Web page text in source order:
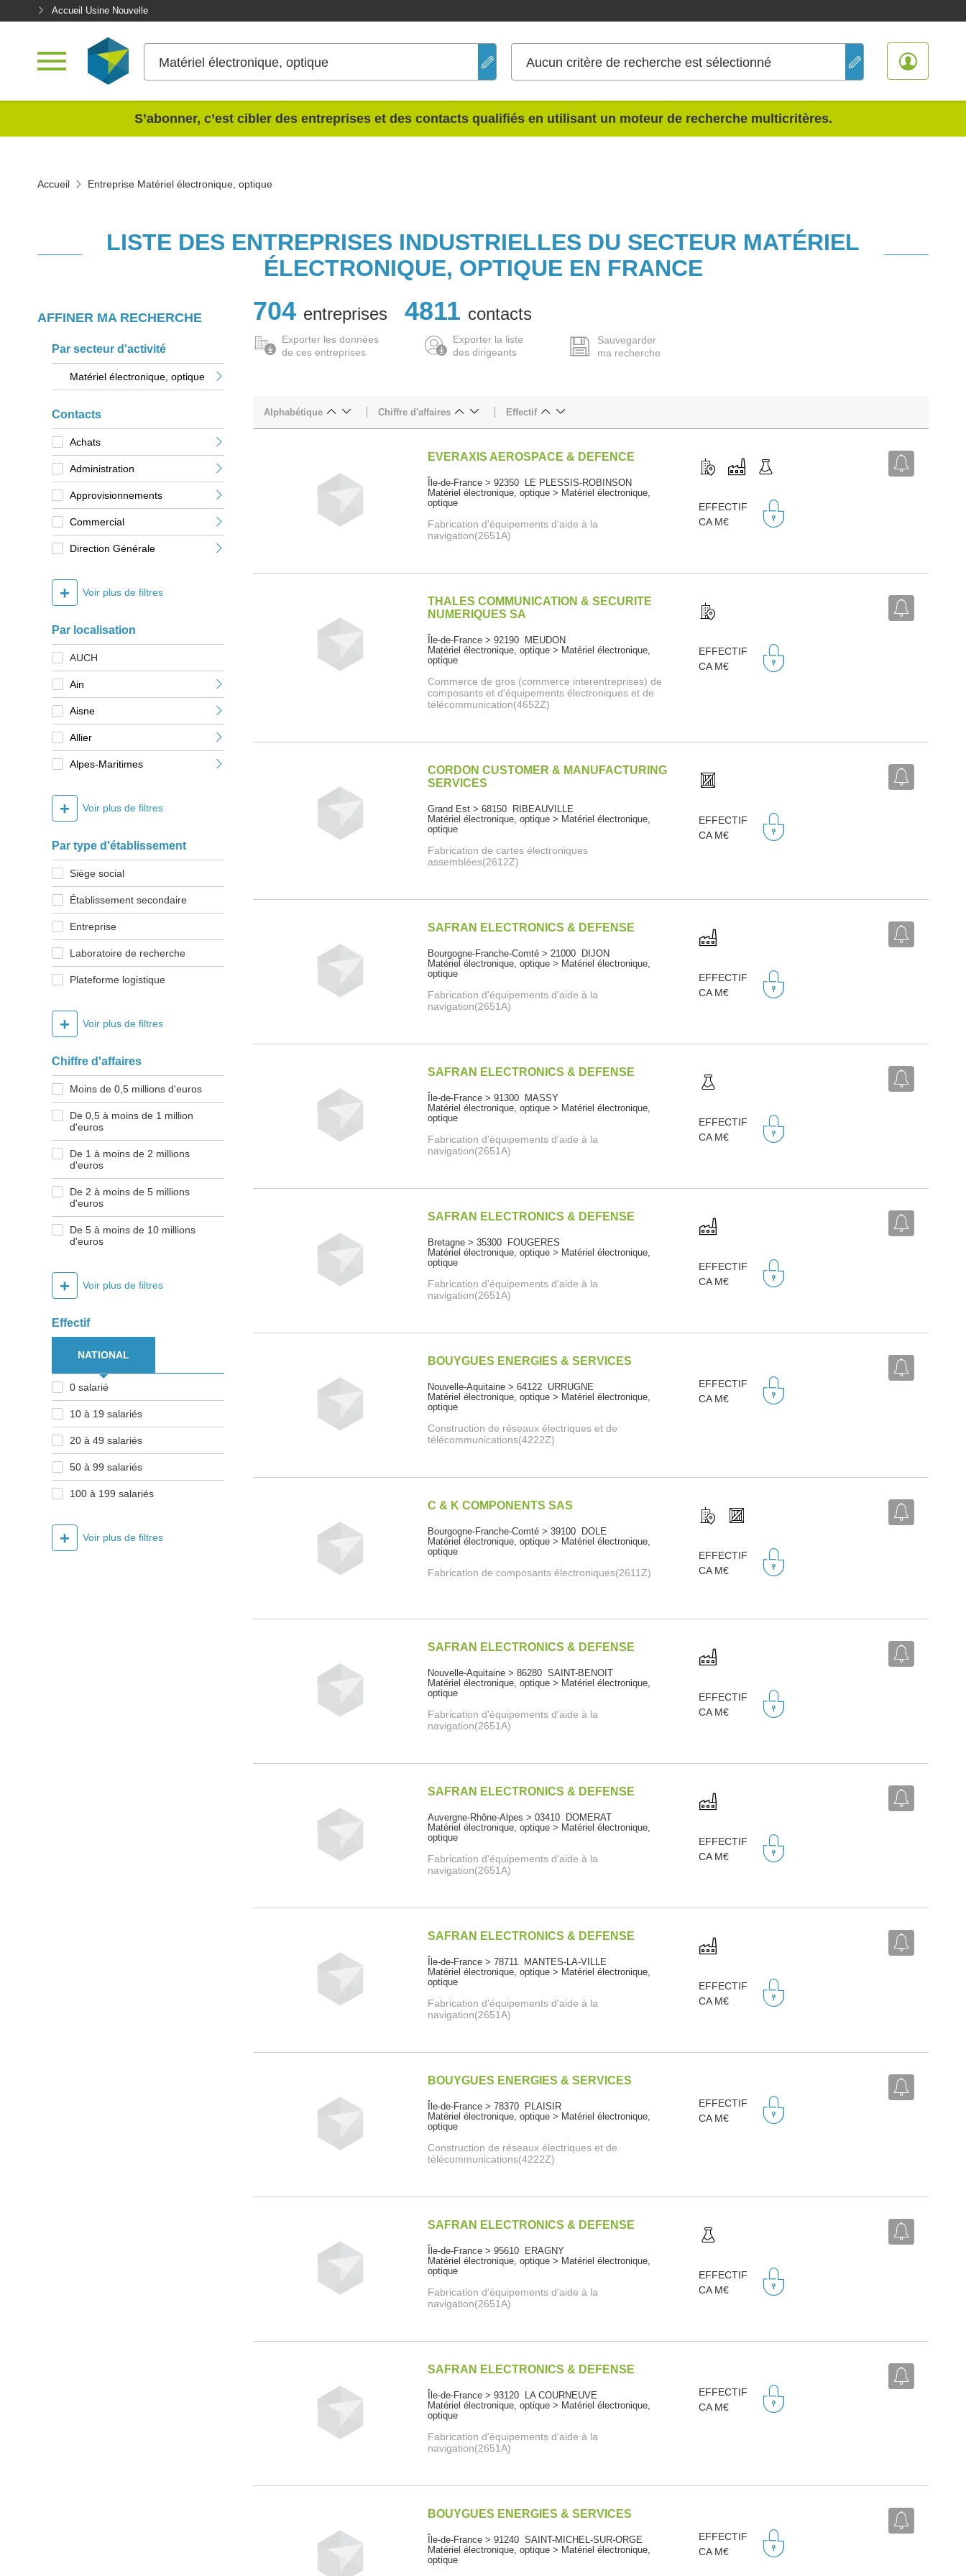
Accueil Usine Nouvelle
Matériel électronique, optique Aucun critère de recherche est sélectionné
S’abonner, c’est cibler des entreprises et des contacts qualifiés en utilisant un moteur de recherche multicritères.
Accueil Entreprise Matériel électronique, optique
LISTE DES ENTREPRISES INDUSTRIELLES DU SECTEUR MATÉRIEL
ÉLECTRONIQUE, OPTIQUE EN FRANCE
AFFINER MA RECHERCHE
Par secteur d'activité
Matériel électronique, optique
Contacts
Achats
Administration
Approvisionnements
Commercial
Direction Générale
+ Voir plus de filtres
Par localisation
AUCH
Ain
Aisne
Allier
Alpes-Maritimes
+ Voir plus de filtres
Par type d'établissement
Siège social
Établissement secondaire
Entreprise
Laboratoire de recherche
Plateforme logistique
+ Voir plus de filtres
Chiffre d'affaires
Moins de 0,5 millions d'euros
De 0,5 à moins de 1 million
d'euros
De 1 à moins de 2 millions
d'euros
De 2 à moins de 5 millions
d'euros
De 5 à moins de 10 millions
d'euros
+ Voir plus de filtres
Effectif
NATIONAL
0 salarié
10 à 19 salariés
20 à 49 salariés
50 à 99 salariés
100 à 199 salariés
+ Voir plus de filtres
704 entreprises 4811 contacts
Exporter les données
de ces entreprises
Exporter la liste
des dirigeants
Sauvegarder
ma recherche
Alphabétique Chiffre d'affaires Effectif
EVERAXIS AEROSPACE & DEFENCE
Île-de-France > 92350 LE PLESSIS-ROBINSON
Matériel électronique, optique > Matériel électronique,
optique
Fabrication d'équipements d'aide à la
navigation(2651A)
EFFECTIF
CA M€
THALES COMMUNICATION & SECURITE
NUMERIQUES SA
Île-de-France > 92190 MEUDON
Matériel électronique, optique > Matériel électronique,
optique
Commerce de gros (commerce interentreprises) de
composants et d'équipements électroniques et de
télécommunication(4652Z)
EFFECTIF
CA M€
CORDON CUSTOMER & MANUFACTURING
SERVICES
Grand Est > 68150 RIBEAUVILLE
Matériel électronique, optique > Matériel électronique,
optique
Fabrication de cartes électroniques
assemblées(2612Z)
EFFECTIF
CA M€
SAFRAN ELECTRONICS & DEFENSE
Bourgogne-Franche-Comté > 21000 DIJON
Matériel électronique, optique > Matériel électronique,
optique
Fabrication d'équipements d'aide à la
navigation(2651A)
EFFECTIF
CA M€
SAFRAN ELECTRONICS & DEFENSE
Île-de-France > 91300 MASSY
Matériel électronique, optique > Matériel électronique,
optique
Fabrication d'équipements d'aide à la
navigation(2651A)
EFFECTIF
CA M€
SAFRAN ELECTRONICS & DEFENSE
Bretagne > 35300 FOUGERES
Matériel électronique, optique > Matériel électronique,
optique
Fabrication d'équipements d'aide à la
navigation(2651A)
EFFECTIF
CA M€
BOUYGUES ENERGIES & SERVICES
Nouvelle-Aquitaine > 64122 URRUGNE
Matériel électronique, optique > Matériel électronique,
optique
Construction de réseaux électriques et de
télécommunications(4222Z)
EFFECTIF
CA M€
C & K COMPONENTS SAS
Bourgogne-Franche-Comté > 39100 DOLE
Matériel électronique, optique > Matériel électronique,
optique
Fabrication de composants électroniques(2611Z)
EFFECTIF
CA M€
SAFRAN ELECTRONICS & DEFENSE
Nouvelle-Aquitaine > 86280 SAINT-BENOIT
Matériel électronique, optique > Matériel électronique,
optique
Fabrication d'équipements d'aide à la
navigation(2651A)
EFFECTIF
CA M€
SAFRAN ELECTRONICS & DEFENSE
Auvergne-Rhône-Alpes > 03410 DOMERAT
Matériel électronique, optique > Matériel électronique,
optique
Fabrication d'équipements d'aide à la
navigation(2651A)
EFFECTIF
CA M€
SAFRAN ELECTRONICS & DEFENSE
Île-de-France > 78711 MANTES-LA-VILLE
Matériel électronique, optique > Matériel électronique,
optique
Fabrication d'équipements d'aide à la
navigation(2651A)
EFFECTIF
CA M€
BOUYGUES ENERGIES & SERVICES
Île-de-France > 78370 PLAISIR
Matériel électronique, optique > Matériel électronique,
optique
Construction de réseaux électriques et de
télécommunications(4222Z)
EFFECTIF
CA M€
SAFRAN ELECTRONICS & DEFENSE
Île-de-France > 95610 ERAGNY
Matériel électronique, optique > Matériel électronique,
optique
Fabrication d'équipements d'aide à la
navigation(2651A)
EFFECTIF
CA M€
SAFRAN ELECTRONICS & DEFENSE
Île-de-France > 93120 LA COURNEUVE
Matériel électronique, optique > Matériel électronique,
optique
Fabrication d'équipements d'aide à la
navigation(2651A)
EFFECTIF
CA M€
BOUYGUES ENERGIES & SERVICES
Île-de-France > 91240 SAINT-MICHEL-SUR-ORGE
Matériel électronique, optique > Matériel électronique,
optique
EFFECTIF
CA M€